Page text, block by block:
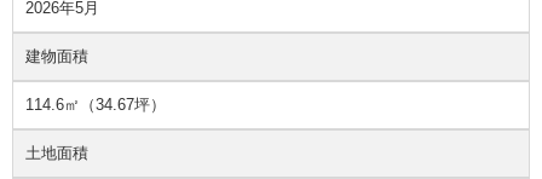
2026年5月
建物面積
114.6㎡（34.67坪）
土地面積